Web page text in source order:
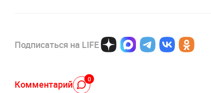
Подписаться на LIFE
Комментарий 0